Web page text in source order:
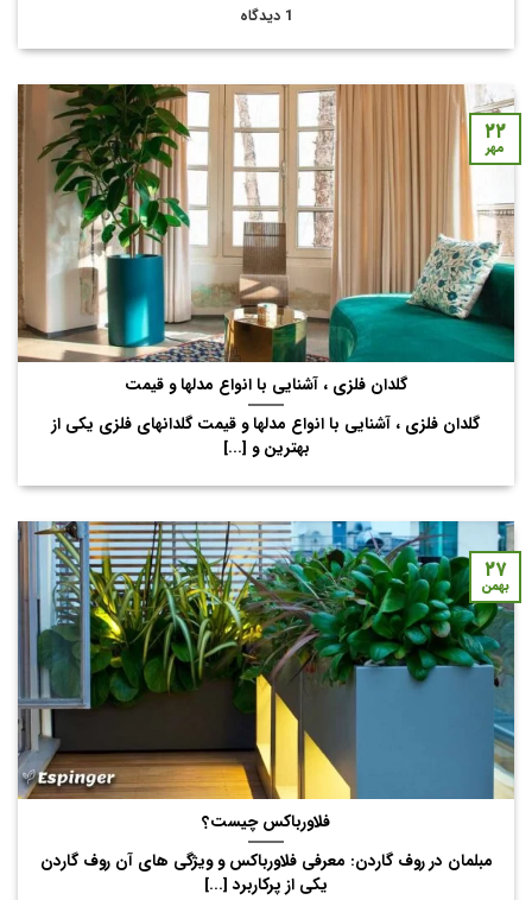
1 دیدگاه
گلدان فلزی ، آشنایی با انواع مدلها و قیمت
گلدان فلزی ، آشنایی با انواع مدلها و قیمت گلدانهای فلزی یکی از
بهترین و [...]
۲۲
مهر
فلاورباکس چیست؟
مبلمان در روف گاردن: معرفی فلاورباکس و ویژگی های آن روف گاردن
یکی از پرکاربرد [...]
۲۷
بهمن